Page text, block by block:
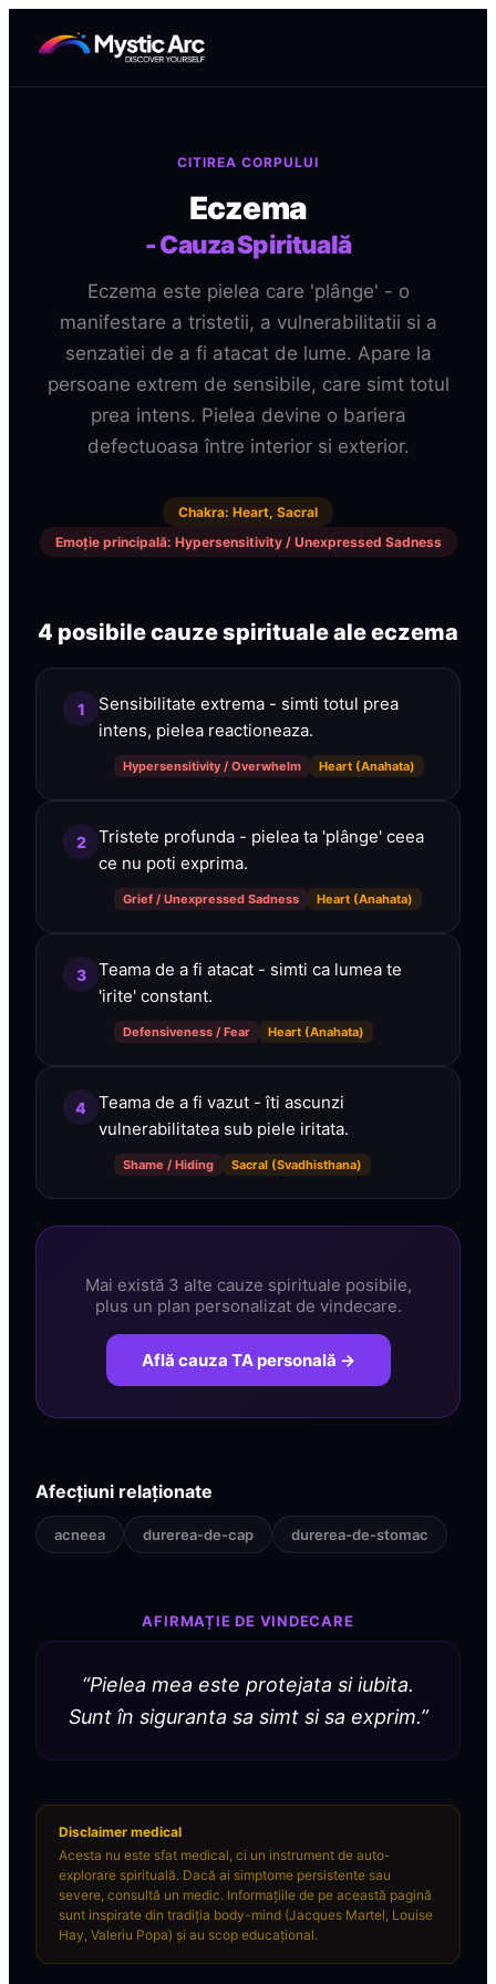
CITIREA CORPULUI
Eczema
-Cauza Spirituală
Eczema este pielea care 'plânge' - o
manifestare a tristetii, a vulnerabilitatii si a
senzatiei de a fi atacat de lume. Apare la
persoane extrem de sensibile, care simt totul
prea intens. Pielea devine o bariera
defectuoasa între interior si exterior.
Chakra: Heart, Sacral
Emoție principală: Hypersensitivity / Unexpressed Sadness
4 posibile cauze spirituale ale eczema
1
Sensibilitate extrema - simti totul prea
intens, pielea reactioneaza.
Hypersensitivity / Overwhelm Heart (Anahata)
2
Tristete profunda - pielea ta 'plânge' ceea
ce nu poti exprima.
Grief / Unexpressed Sadness Heart (Anahata)
3
Teama de a fi atacat - simti ca lumea te
'irite' constant.
Defensiveness / Fear Heart (Anahata)
4
Teama de a fi vazut - îti ascunzi
vulnerabilitatea sub piele iritata.
Shame / Hiding Sacral (Svadhisthana)
Mai există 3 alte cauze spirituale posibile,
plus un plan personalizat de vindecare.
Află cauza TA personală →
Afecțiuni relaționate
acneea durerea-de-cap durerea-de-stomac
AFIRMAȚIE DE VINDECARE
“Pielea mea este protejata si iubita.
Sunt în siguranta sa simt si sa exprim.”
Disclaimer medical
Acesta nu este sfat medical, ci un instrument de auto-
explorare spirituală. Dacă ai simptome persistente sau
severe, consultă un medic. Informațiile de pe această pagină
sunt inspirate din tradiția body-mind (Jacques Martel, Louise
Hay, Valeriu Popa) și au scop educațional.